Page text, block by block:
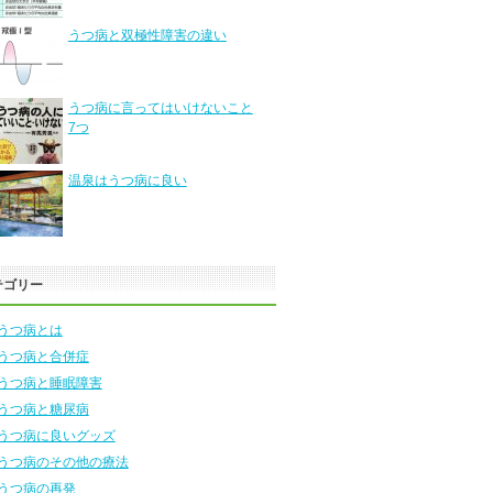
うつ病と双極性障害の違い
うつ病に言ってはいけないこと
7つ
温泉はうつ病に良い
ゴリー
つ病とは
つ病と合併症
つ病と睡眠障害
つ病と糖尿病
つ病に良いグッズ
つ病のその他の療法
つ病の再発